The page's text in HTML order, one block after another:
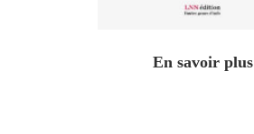
En savoir plus